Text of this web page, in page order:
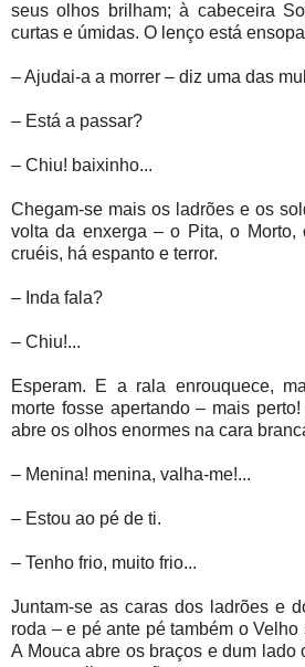
seus olhos brilham; à cabeceira
curtas e úmidas. O lenço está
– Ajudai-a a morrer – diz uma das
– Está a passar?
– Chiu! baixinho...
Chegam-se mais os ladrões e os
volta da enxerga – o Pita, o Morto,
cruéis, há espanto e terror.
– Inda fala?
– Chiu!...
Esperam. E a rala enrouquece,
morte fosse apertando – mais
abre os olhos enormes na cara
– Menina! menina, valha-me!...
– Estou ao pé de ti.
– Tenho frio, muito frio...
Juntam-se as caras dos ladrões e
roda – e pé ante pé também o
A Mouca abre os braços e dum lado